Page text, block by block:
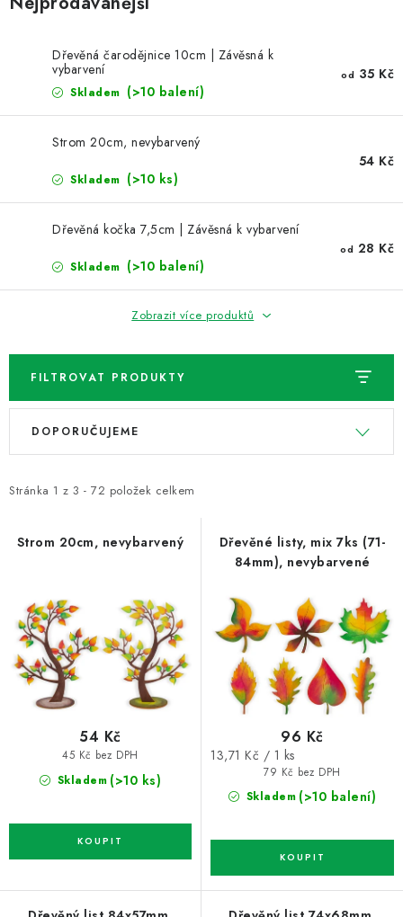
TIPY NA TVOŘENÍ
Dopravné Kontaktujte nás
O nás - kdo jsme?
Podmínky ochrany osobních údajů
Moje objednávka
Dřevěná čarodějnice 10cm | Závěsná k
vybarvení
Skladem (>10 balení)
od 35 Kč
Strom 20cm, nevybarvený
Skladem (>10 ks)
54 Kč
Dřevěná kočka 7,5cm | Závěsná k vybarvení
Skladem (>10 balení)
od 28 Kč
Zobrazit více produktů
FILTROVAT PRODUKTY
V
i
p
d
u
k
Stránka 1 z 3 - 72 položek celkem
Ř
e
o
d
u
DOPORUČUJEME
Strom 20cm, nevybarvený
Skladem (>10 ks)
45 Kč bez DPH
54 Kč
Dřevěné listy, mix 7ks (71-
84mm), nevybarvené
Skladem (>10 balení)
79 Kč bez DPH
96 Kč
Měrná
13,71 Kč / 1 ks